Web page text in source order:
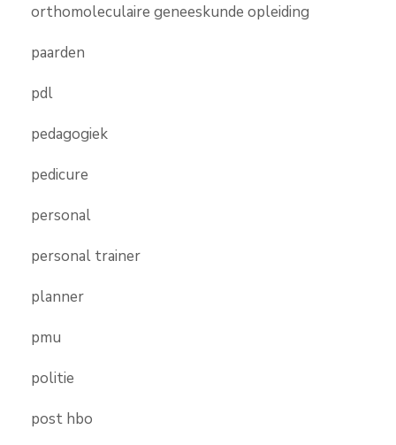
orthomoleculaire geneeskunde opleiding
paarden
pdl
pedagogiek
pedicure
personal
personal trainer
planner
pmu
politie
post hbo